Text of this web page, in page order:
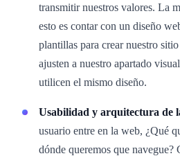
transmitir nuestros valores. La
esto es contar con un diseño
plantillas para crear nuestro
ajusten a nuestro apartado
utilicen el mismo diseño.
Usabilidad y arquitectura de
usuario entre en la web, ¿Qué
dónde queremos que navegue?